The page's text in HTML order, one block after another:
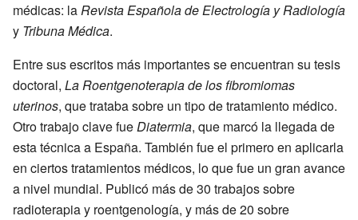
médicas: laRevista Española de Electrología y Radiología
y Tribuna Médica.
Entre sus escritos más importantes se encuentran su tesis
doctoral, La Roentgenoterapia de los fibromiomas
uterinos, que trataba sobre un tipo de tratamiento médico.
Otro trabajo clave fueDiatermia, que marcó la llegada de
esta técnica a España. También fue el primero en aplicarla
en ciertos tratamientos médicos, lo que fue un gran avance
a nivel mundial. Publicó más de 30 trabajos sobre
radioterapia y roentgenología, y más de 20 sobre